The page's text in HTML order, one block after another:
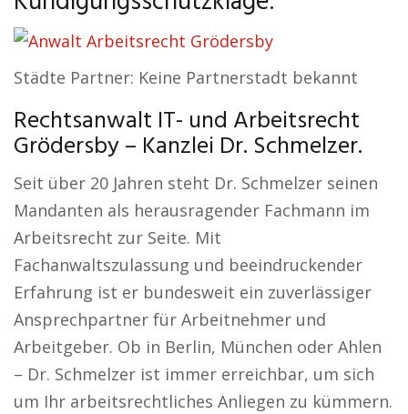
Städte Partner: Keine Partnerstadt bekannt
Rechtsanwalt IT- und Arbeitsrecht
Grödersby – Kanzlei Dr. Schmelzer.
Seit über 20 Jahren steht Dr. Schmelzer seinen
Mandanten als herausragender Fachmann im
Arbeitsrecht zur Seite. Mit
Fachanwaltszulassung und beeindruckender
Erfahrung ist er bundesweit ein zuverlässiger
Ansprechpartner für Arbeitnehmer und
Arbeitgeber. Ob in Berlin, München oder Ahlen
– Dr. Schmelzer ist immer erreichbar, um sich
um Ihr arbeitsrechtliches Anliegen zu kümmern.